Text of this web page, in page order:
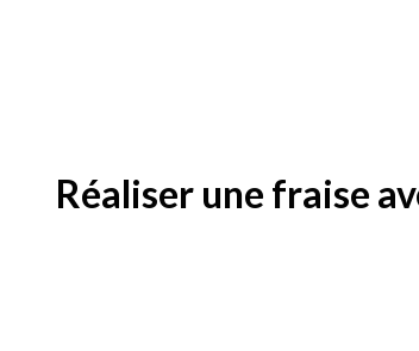
Réaliser une fraise